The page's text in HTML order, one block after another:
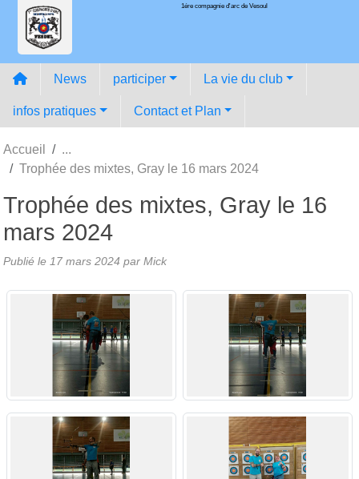
1ére compagnie d'arc de Vesoul
News participer La vie du club
infos pratiques Contact et Plan
Accueil
Trophée des mixtes, Gray le 16 mars 2024
Trophée des mixtes, Gray le 16
mars 2024
Publié le 17 mars 2024 par Mick
Panneau de gestion des cookies